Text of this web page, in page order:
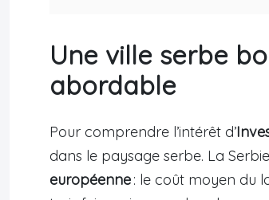
Une ville serbe
abordable
Pour comprendre l’intérêt d’
dans le paysage serbe. La
européenne: le coût moyen du